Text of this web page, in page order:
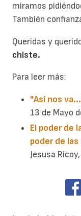
miramos
También
Queridas y
chiste.
Para leer más:
"Así nos
13 de Mayo
El poder de
poder de
Jesusa